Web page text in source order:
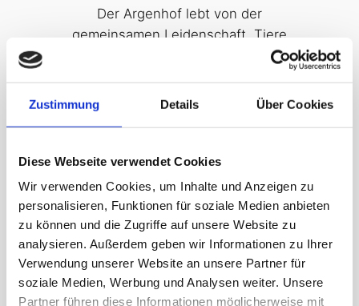
Zustimmung Details Über Cookies
Diese Webseite verwendet Cookies
Wir verwenden Cookies, um Inhalte und Anzeigen zu
personalisieren, Funktionen für soziale Medien anbieten
zu können und die Zugriffe auf unsere Website zu
analysieren. Außerdem geben wir Informationen zu Ihrer
Verwendung unserer Website an unsere Partner für
soziale Medien, Werbung und Analysen weiter. Unsere
Partner führen diese Informationen möglicherweise mit
Der Argenhof lebt von der
gemeinsamen Leidenschaft, Tiere
zu schützen und Menschen positive
für Jahr arbeiten wir eng mit
Unternehmen und Privatpersonen
zusammen, um vielseitige Projekte
zu realisieren. Ob tiergestützte
Aktivitäten, Anlassspenden oder ein
Teamtag auf dem Hof, die
Zusammenarbeit mit dem Argenhof
eröffnet zahlreiche Möglichkeiten,